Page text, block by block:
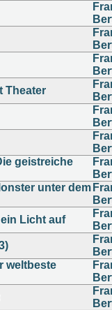
Theater
geistreiche
unter dem
Licht auf
weltbeste